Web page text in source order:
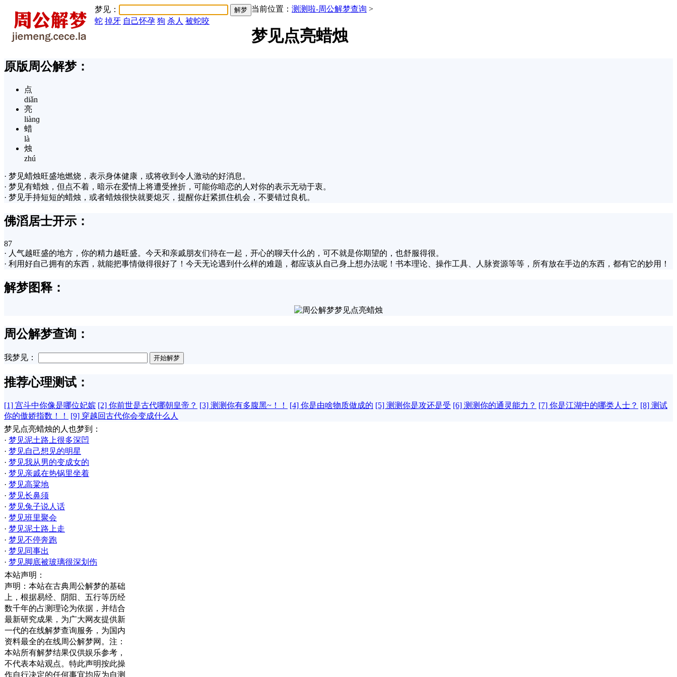
梦见：
蛇 掉牙 自己怀孕 狗 杀人 被蛇咬
当前位置： 测测啦-周公解梦查询 >
梦见点亮蜡烛
原版周公解梦：
点
diǎn
亮
liànɡ
蜡
là
烛
zhú
· 梦见蜡烛旺盛地燃烧，表示身体健康，或将收到令人激动的好消息。
· 梦见有蜡烛，但点不着，暗示在爱情上将遭受挫折，可能你暗恋的人对你的表示无动于衷。
· 梦见手持短短的蜡烛，或者蜡烛很快就要熄灭，提醒你赶紧抓住机会，不要错过良机。
佛滔居士开示：
87
· 人气越旺盛的地方，你的精力越旺盛。今天和亲戚朋友们待在一起，开心的聊天什么的，可不就是你期望的，也舒服得很。
· 利用好自己拥有的东西，就能把事情做得很好了！今天无论遇到什么样的难题，都应该从自己身上想办法呢！书本理论、操作工具、人脉资源等等，所有放在手边的东西，都有它的妙用！
解梦图释：
周公解梦查询：
我梦见：
推荐心理测试：
[1] 宫斗中你像是哪位妃嫔 [2] 你前世是古代哪朝皇帝？ [3] 测测你有多腹黑~！！ [4] 你是由啥物质做成的 [5] 测测你是攻还是受 [6] 测测你的通灵能力？ [7] 你是江湖中的哪类人士？ [8] 测试
你的傲娇指数！！
[9] 穿越回古代你会变成什么人
梦见点亮蜡烛的人也梦到：
· 梦见泥土路上很多深凹
· 梦见自己想见的明星
· 梦见我从男的变成女的
· 梦见亲戚在热锅里坐着
· 梦见高粱地
· 梦见长鼻须
· 梦见兔子说人话
· 梦见班里聚会
· 梦见泥土路上走
· 梦见不停奔跑
· 梦见同事出
· 梦见脚底被玻璃很深划伤
本站声明：
声明：本站在古典周公解梦的基础
上，根据易经、阴阳、五行等历经
数千年的占测理论为依据，并结合
最新研究成果，为广大网友提供新
一代的在线解梦查询服务，为国内
资料最全的在线周公解梦网。注：
本站所有解梦结果仅供娱乐参考，
不代表本站观点。特此声明按此操
作自行决定的任何事宜均应为自测